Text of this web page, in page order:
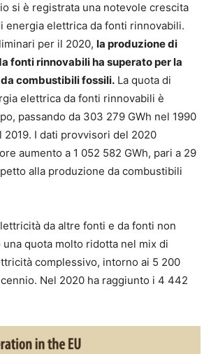
si è registrata una notevole crescita
energia elettrica da fonti rinnovabili.
per il 2020, la produzione di
fonti rinnovabili ha superato per la
combustibili fossili. La quota di
elettrica da fonti rinnovabili è
passando da 303 279 GWh nel 1990
2019. I dati provvisori del 2020
aumento a 1 052 582 GWh, pari a 29
alla produzione da combustibili
da altre fonti e da fonti non
quota molto ridotta nel mix di
complessivo, intorno ai 5 200
Nel 2020 ha raggiunto i 4 442